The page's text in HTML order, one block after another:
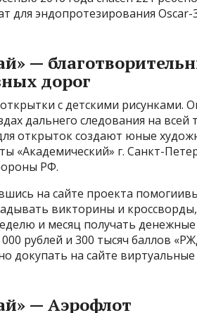
для эндопротезирования Oscar-
—
дорог
с детскими рисунками.
дальнего следования на всей
открыток создают юные
«Академический» г. Санкт-
РФ.
на сайте проекта
викторины и
и месяц получать
рублей и 300 тысяч баллов
докупать на сайте
— Аэрофлот